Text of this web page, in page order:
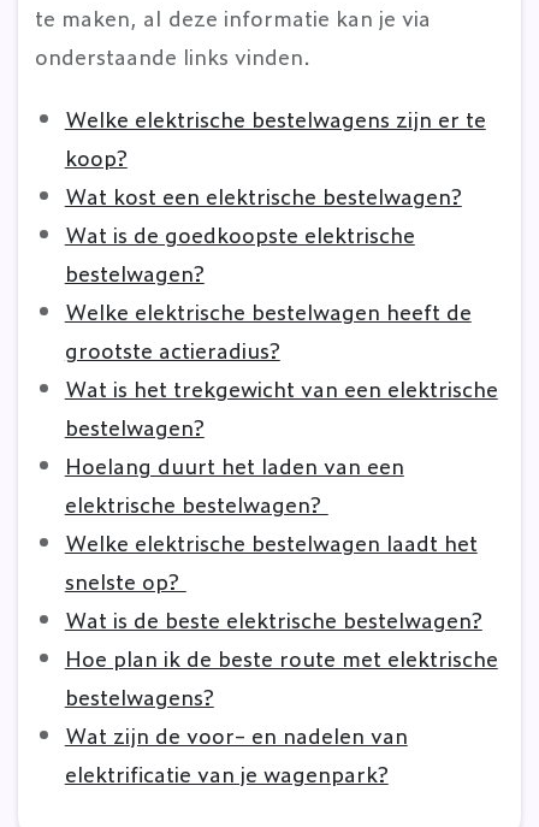
te maken, al deze informatie kan je via
onderstaande links vinden.
Welke elektrische bestelwagens zijn er te
koop?
Wat kost een elektrische bestelwagen?
Wat is de goedkoopste elektrische
bestelwagen?
Welke elektrische bestelwagen heeft de
grootste actieradius?
Wat is het trekgewicht van een elektrische
bestelwagen?
Hoelang duurt het laden van een
elektrische bestelwagen?
Welke elektrische bestelwagen laadt het
snelste op?
Wat is de beste elektrische bestelwagen?
Hoe plan ik de beste route met elektrische
bestelwagens?
Wat zijn de voor- en nadelen van
elektrificatie van je wagenpark?